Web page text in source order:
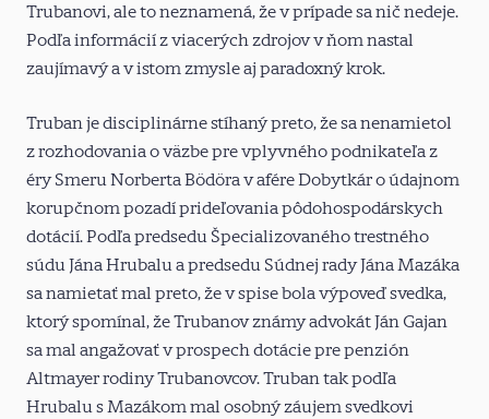
Trubanovi, ale to neznamená, že v prípade sa nič nedeje.
Podľa informácií z viacerých zdrojov v ňom nastal
zaujímavý a v istom zmysle aj paradoxný krok.
Truban je disciplinárne stíhaný preto, že sa nenamietol
z rozhodovania o väzbe pre vplyvného podnikateľa z
éry Smeru Norberta Bödöra v afére Dobytkár o údajnom
korupčnom pozadí prideľovania pôdohospodárskych
dotácií. Podľa predsedu Špecializovaného trestného
súdu Jána Hrubalu a predsedu Súdnej rady Jána Mazáka
sa namietať mal preto, že v spise bola výpoveď svedka,
ktorý spomínal, že Trubanov známy advokát Ján Gajan
sa mal angažovať v prospech dotácie pre penzión
Altmayer rodiny Trubanovcov. Truban tak podľa
Hrubalu s Mazákom mal osobný záujem svedkovi